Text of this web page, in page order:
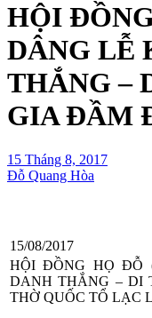
HỘI
DÂNG LỄ
THẮNG –
GIA ĐẦM
15 Tháng 8, 2017
Đỗ Quang Hòa
15/08/2017
HỘI ĐỒNG HỌ ĐỖ
DANH THẮNG – DI
THỜ QUỐC TỔ LẠC